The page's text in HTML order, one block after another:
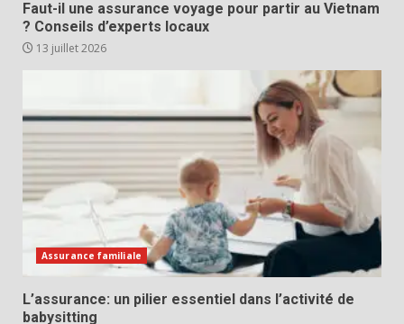
Faut-il une assurance voyage pour partir au Vietnam
? Conseils d’experts locaux
13 juillet 2026
Assurance familiale
L’assurance: un pilier essentiel dans l’activité de
babysitting